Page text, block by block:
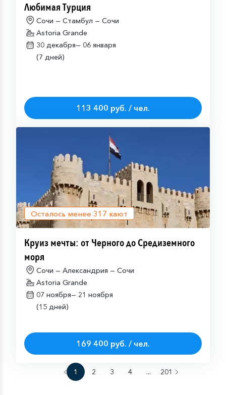
Любимая Турция
Сочи — Стамбул — Сочи
Astoria Grande
30 декабря— 06 января
(7 дней)
113 400 руб. / чел.
Осталось менее 317 кают
Круиз мечты: от Черного до Средиземного
моря
Сочи — Александрия — Сочи
Astoria Grande
07 ноября— 21 ноября
(15 дней)
169 400 руб. / чел.
1 2 3 4 ... 201